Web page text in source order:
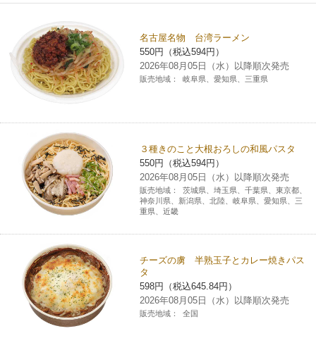
ニンテンドー・ダウンロードカード
スキャン
ファクス
プリペイドサービス
スポーツ振興くじ
保険
学び・教育
セブン銀行ATM
ご利用可能なお支払い方法
スマホプリペイド
レジでApple Accountにチャージ
コインランドリー（店舗限定）
宅配ロッカー（店舗限定）
チケットぴあ
イープラス
タワーレコード
セブンネットショッピング
停電時のサービス停止のお知らせ
貸借対照表・損益計算書
沿革
売上高、店舗数推移
セブン‐イレブンの海外事業
セブン‐イレブンの「商品力」
セブン-イレブンの横顔
サステナビリティ推進体制
GREEN CHALLENGE 2050
サステナビリティニュース
サステナビリティレポート
アルバイト情報 採用情報
店舗検索
ネットショッピング
お問い合わせ
Language
English (Services)
中文[繁體字](服務)
简体中文(服务)
한국어(서비스)
ภาษาไทย(บริการ)
名古屋名物 台湾ラーメン
550円（税込594円）
2026年08月05日（水）以降順次発売
販売地域： 岐阜県、愛知県、三重県
３種きのこと大根おろしの和風パスタ
550円（税込594円）
2026年08月05日（水）以降順次発売
販売地域：
茨城県、埼玉県、千葉県、東京都、
神奈川県、新潟県、北陸、岐阜県、愛知県、三
重県、近畿
チーズの虜 半熟玉子とカレー焼きパス
タ
598円（税込645.84円）
2026年08月05日（水）以降順次発売
販売地域： 全国